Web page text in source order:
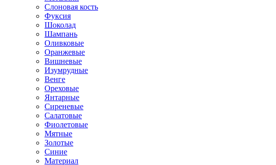
Слоновая кость
Фуксия
Шоколад
Шампань
Оливковые
Оранжевые
Вишневые
Изумрудные
Венге
Ореховые
Янтарные
Сиреневые
Салатовые
Фиолетовые
Мятные
Золотые
Синие
Материал